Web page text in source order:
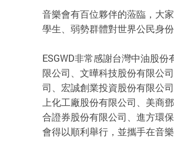
音樂會有百位夥伴的蒞臨，大
學生、弱勢群體對世界公民身
ESGWD非常感謝台灣中油股
限公司、文曄科技股份有限公
司、宏誠創業投資股份有限公
上化工廠股份有限公司、美商
合證券股份有限公司、進方環
會得以順利舉行，並攜手在音